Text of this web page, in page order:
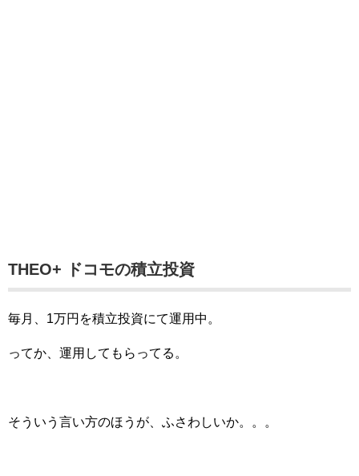
THEO+ ドコモの積立投資
毎月、1万円を積立投資にて運用中。
ってか、運用してもらってる。
そういう言い方のほうが、ふさわしいか。。。